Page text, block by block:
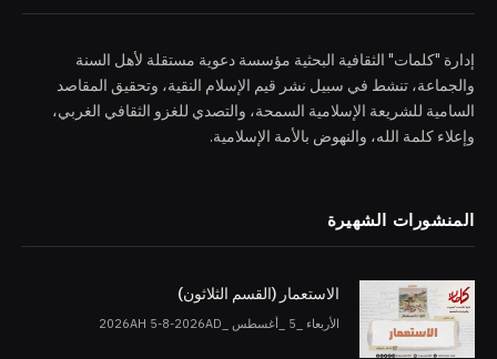
إدارة "كلمات" الثقافية البحثية مؤسسة دعوية مستقلة لأهل السنة
والجماعة، تنشط في سبيل نشر قيم الإسلام النقية، وتحقيق المقاصد
السامية للشريعة الإسلامية السمحة، والتصدي للغزو الثقافي الغربي،
وإعلاء كلمة الله، والنهوض بالأمة الإسلامية.
المنشورات الشهيرة
الاستعمار (القسم الثلاثون)
الأربعاء _5 _أغسطس _2026AH 5-8-2026AD